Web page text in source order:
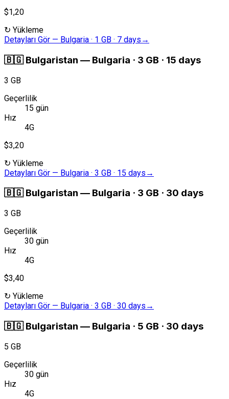
$1,20
↻ Yükleme
Detayları Gör — Bulgaria · 1 GB · 7 days →
🇧🇬 Bulgaristan — Bulgaria · 3 GB · 15 days
3 GB
Geçerlilik
15 gün
Hız
4G
$3,20
↻ Yükleme
Detayları Gör — Bulgaria · 3 GB · 15 days →
🇧🇬 Bulgaristan — Bulgaria · 3 GB · 30 days
3 GB
Geçerlilik
30 gün
Hız
4G
$3,40
↻ Yükleme
Detayları Gör — Bulgaria · 3 GB · 30 days →
🇧🇬 Bulgaristan — Bulgaria · 5 GB · 30 days
5 GB
Geçerlilik
30 gün
Hız
4G